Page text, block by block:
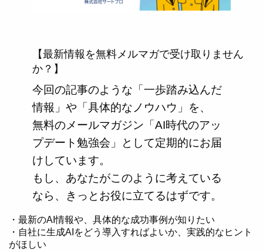
【最新情報を無料メルマガで受け取りません
か？】
今回の記事のような「一歩踏み込んだ
情報」や「具体的なノウハウ」を、
無料のメールマガジン「AI時代のアッ
プデート勉強会」として定期的にお届
けしています。
もし、あなたがこのように考えている
なら、きっとお役に立てるはずです。
・最新のAI情報や、具体的な成功事例が知りたい
・自社に生成AIをどう導入すればよいか、実践的なヒント
がほしい